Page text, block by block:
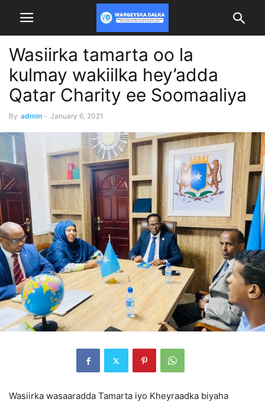
Wasiirka tamarta oo la
kulmay wakiilka hey’adda
Qatar Charity ee Soomaaliya
By admin - January 6, 2021
Wasiirka wasaaradda Tamarta iyo Kheyraadka biyaha